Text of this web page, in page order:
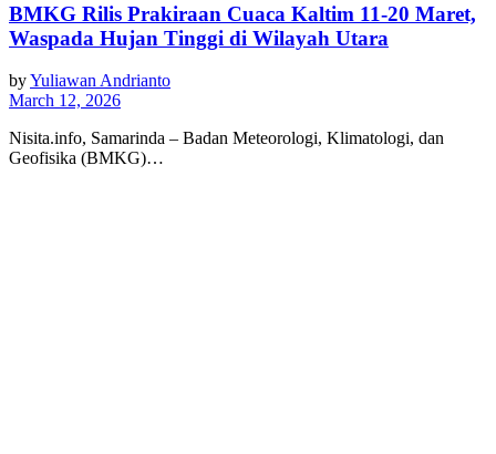
BMKG Rilis Prakiraan Cuaca Kaltim 11-20 Maret,
Waspada Hujan Tinggi di Wilayah Utara
byYuliawan Andrianto
March 12, 2026
Nisita.info, Samarinda – Badan Meteorologi, Klimatologi, dan
Geofisika (BMKG)…